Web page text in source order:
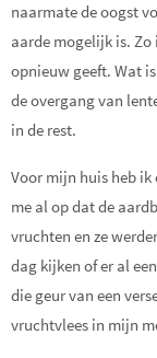
naarmate de oogst
aarde mogelijk is. Zo
opnieuw geeft. Wat
de overgang van
in de rest.
Voor mijn huis heb
me al op dat de
vruchten en ze
dag kijken of er al
die geur van een
vruchtvlees in mijn